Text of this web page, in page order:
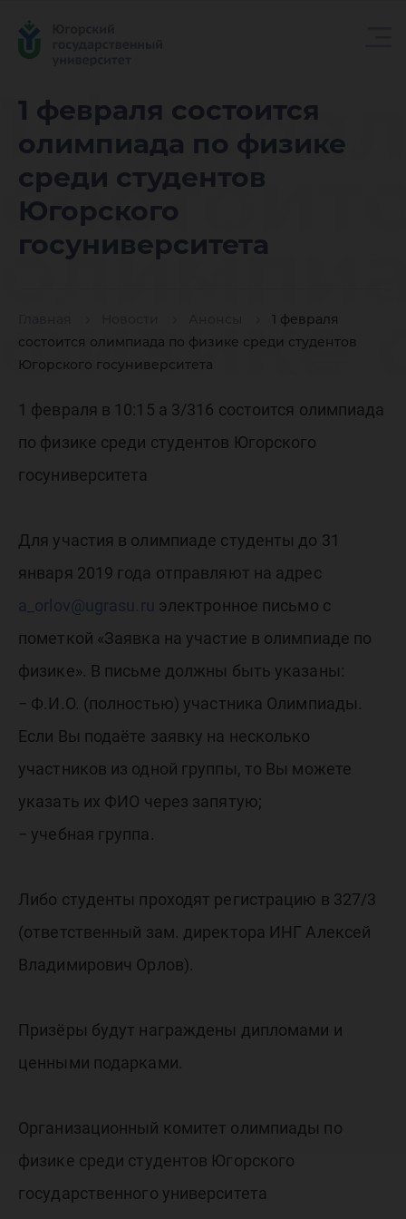
1 февраля состоится
олимпиада по физике
среди студентов
Югорского
госуниверситета
1 февраля
состоится олимпиада по физике среди студентов
Югорского госуниверситета
1
физике
1 февраля в 10:15 а 3/316 состоится олимпиада
по физике среди студентов Югорского
госуниверситета
Для участия в олимпиаде студенты до 31
января 2019 года отправляют на адрес
a_orlov@ugrasu.ru электронное письмо с
пометкой «Заявка на участие в олимпиаде по
физике». В письме должны быть указаны:
− Ф.И.О. (полностью) участника Олимпиады.
Если Вы подаёте заявку на несколько
участников из одной группы, то Вы можете
указать их ФИО через запятую;
− учебная группа.
Либо студенты проходят регистрацию в 327/3
(ответственный зам. директора ИНГ Алексей
Владимирович Орлов).
Призёры будут награждены дипломами и
ценными подарками.
Организационный комитет олимпиады по
физике среди студентов Югорского
государственного университета